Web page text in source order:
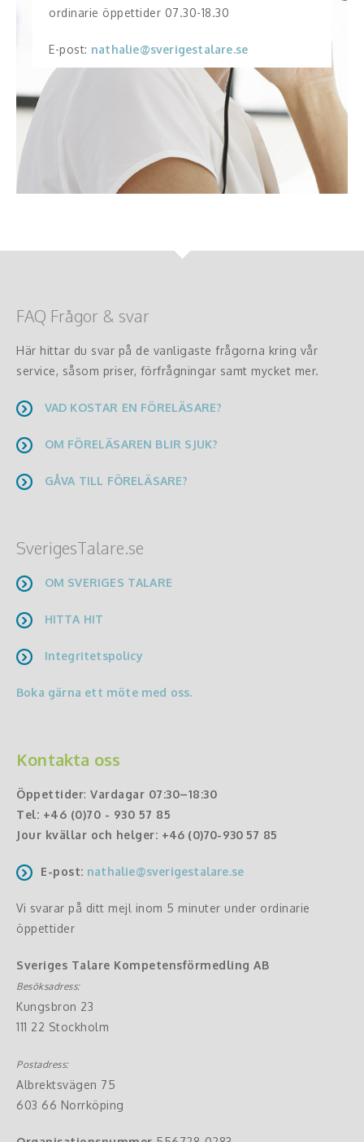
ordinarie öppettider 07.30-18.30
E-post: nathalie@sverigestalare.se
FAQ Frågor & svar
Här hittar du svar på de vanligaste frågorna kring vår
service, såsom priser, förfrågningar samt mycket mer.
VAD KOSTAR EN FÖRELÄSARE?
OM FÖRELÄSAREN BLIR SJUK?
GÅVA TILL FÖRELÄSARE?
SverigesTalare.se
OM SVERIGES TALARE
HITTA HIT
Integritetspolicy
Boka gärna ett möte med oss.
Kontakta oss
Öppettider: Vardagar 07:30–18:30
Tel: +46 (0)70 - 930 57 85
Jour kvällar och helger: +46 (0)70-930 57 85
E-post: nathalie@sverigestalare.se
Vi svarar på ditt mejl inom 5 minuter under ordinarie
öppettider
Sveriges Talare Kompetensförmedling AB
Besöksadress:
Kungsbron 23
111 22 Stockholm
Postadress:
Albrektsvägen 75
603 66 Norrköping